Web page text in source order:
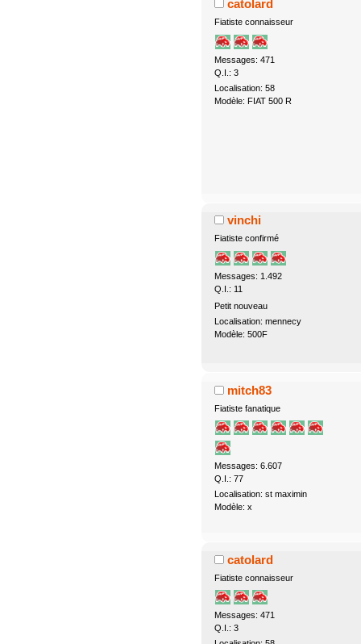
catolard
Fiatiste connaisseur
Messages: 471
Q.I.: 3
Localisation: 58
Modèle: FIAT 500 R
vinchi
Fiatiste confirmé
Messages: 1.492
Q.I.: 11
Petit nouveau
Localisation: mennecy
Modèle: 500F
mitch83
Fiatiste fanatique
Messages: 6.607
Q.I.: 77
Localisation: st maximin
Modèle: x
catolard
Fiatiste connaisseur
Messages: 471
Q.I.: 3